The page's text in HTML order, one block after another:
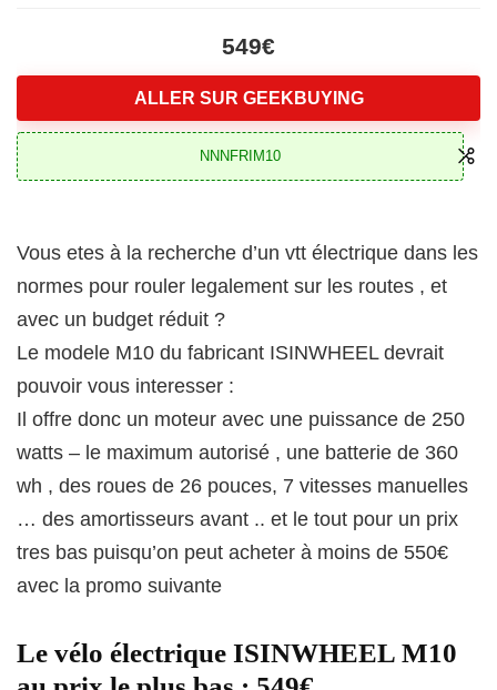
549€
ALLER SUR GEEKBUYING
NNNFRIM10
Vous etes à la recherche d’un vtt électrique dans les
normes pour rouler legalement sur les routes , et
avec un budget réduit ?
Le modele M10 du fabricant ISINWHEEL devrait
pouvoir vous interesser :
Il offre donc un moteur avec une puissance de 250
watts – le maximum autorisé , une batterie de 360
wh , des roues de 26 pouces, 7 vitesses manuelles
… des amortisseurs avant .. et le tout pour un prix
tres bas puisqu’on peut acheter à moins de 550€
avec la promo suivante
Le vélo électrique ISINWHEEL M10